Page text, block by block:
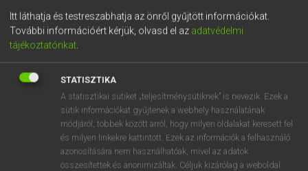
KERESÉS
Díjmentes angol szótár
streamliner mn áramvonalas jármű
⚲ streamlinerkeresése szótárainkban
Itt láthatja és testreszabhatja az önről gyűjtött információkat.
További információért kérjük, olvasd el az adatvédelmi
tájékoztatónkat
STATISZTIKA
A statisztikai sütiket „teljesítménysütiknek” is nevezik. Ezek a
sütik információkat gyűjtenek a webhely használatának
módjáról, többek között arról, hogy milyen oldalakat keresett fel
és milyen linkekre kattintott. Ezek az információk a felhasználó
azonosítására nem használhatóak, mivel az adatok
összesítettek és anonimizáltak. Céljuk kizárólag a weboldal
GR
5 6 7 8 9 ö ü ó
r t z u i o p ő ú
k l ű
n m , . AltGr